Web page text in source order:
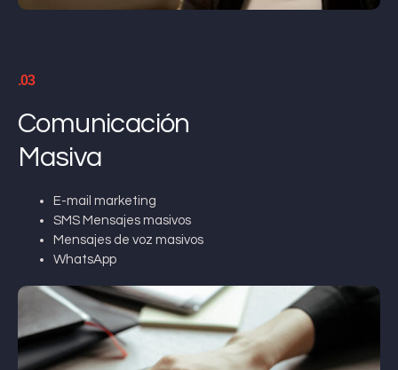
.03
Comunicación
Masiva
E-mail marketing
SMS Mensajes masivos
Mensajes de voz masivos
WhatsApp